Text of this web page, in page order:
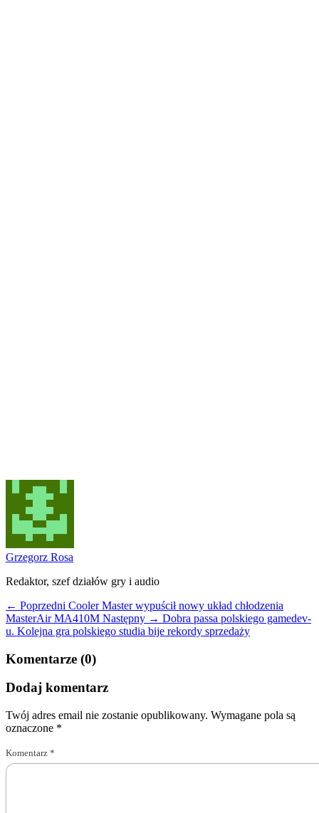
Grzegorz Rosa
Redaktor, szef działów gry i audio
← Poprzedni Cooler Master wypuścił nowy układ chłodzenia
MasterAir MA410M Następny → Dobra passa polskiego gamedev-
u. Kolejna gra polskiego studia bije rekordy sprzedaży
Komentarze (0)
Dodaj komentarz
Twój adres email nie zostanie opublikowany. Wymagane pola są
oznaczone *
Komentarz *